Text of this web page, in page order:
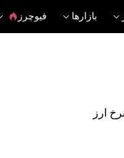
بازارها فیوچرز